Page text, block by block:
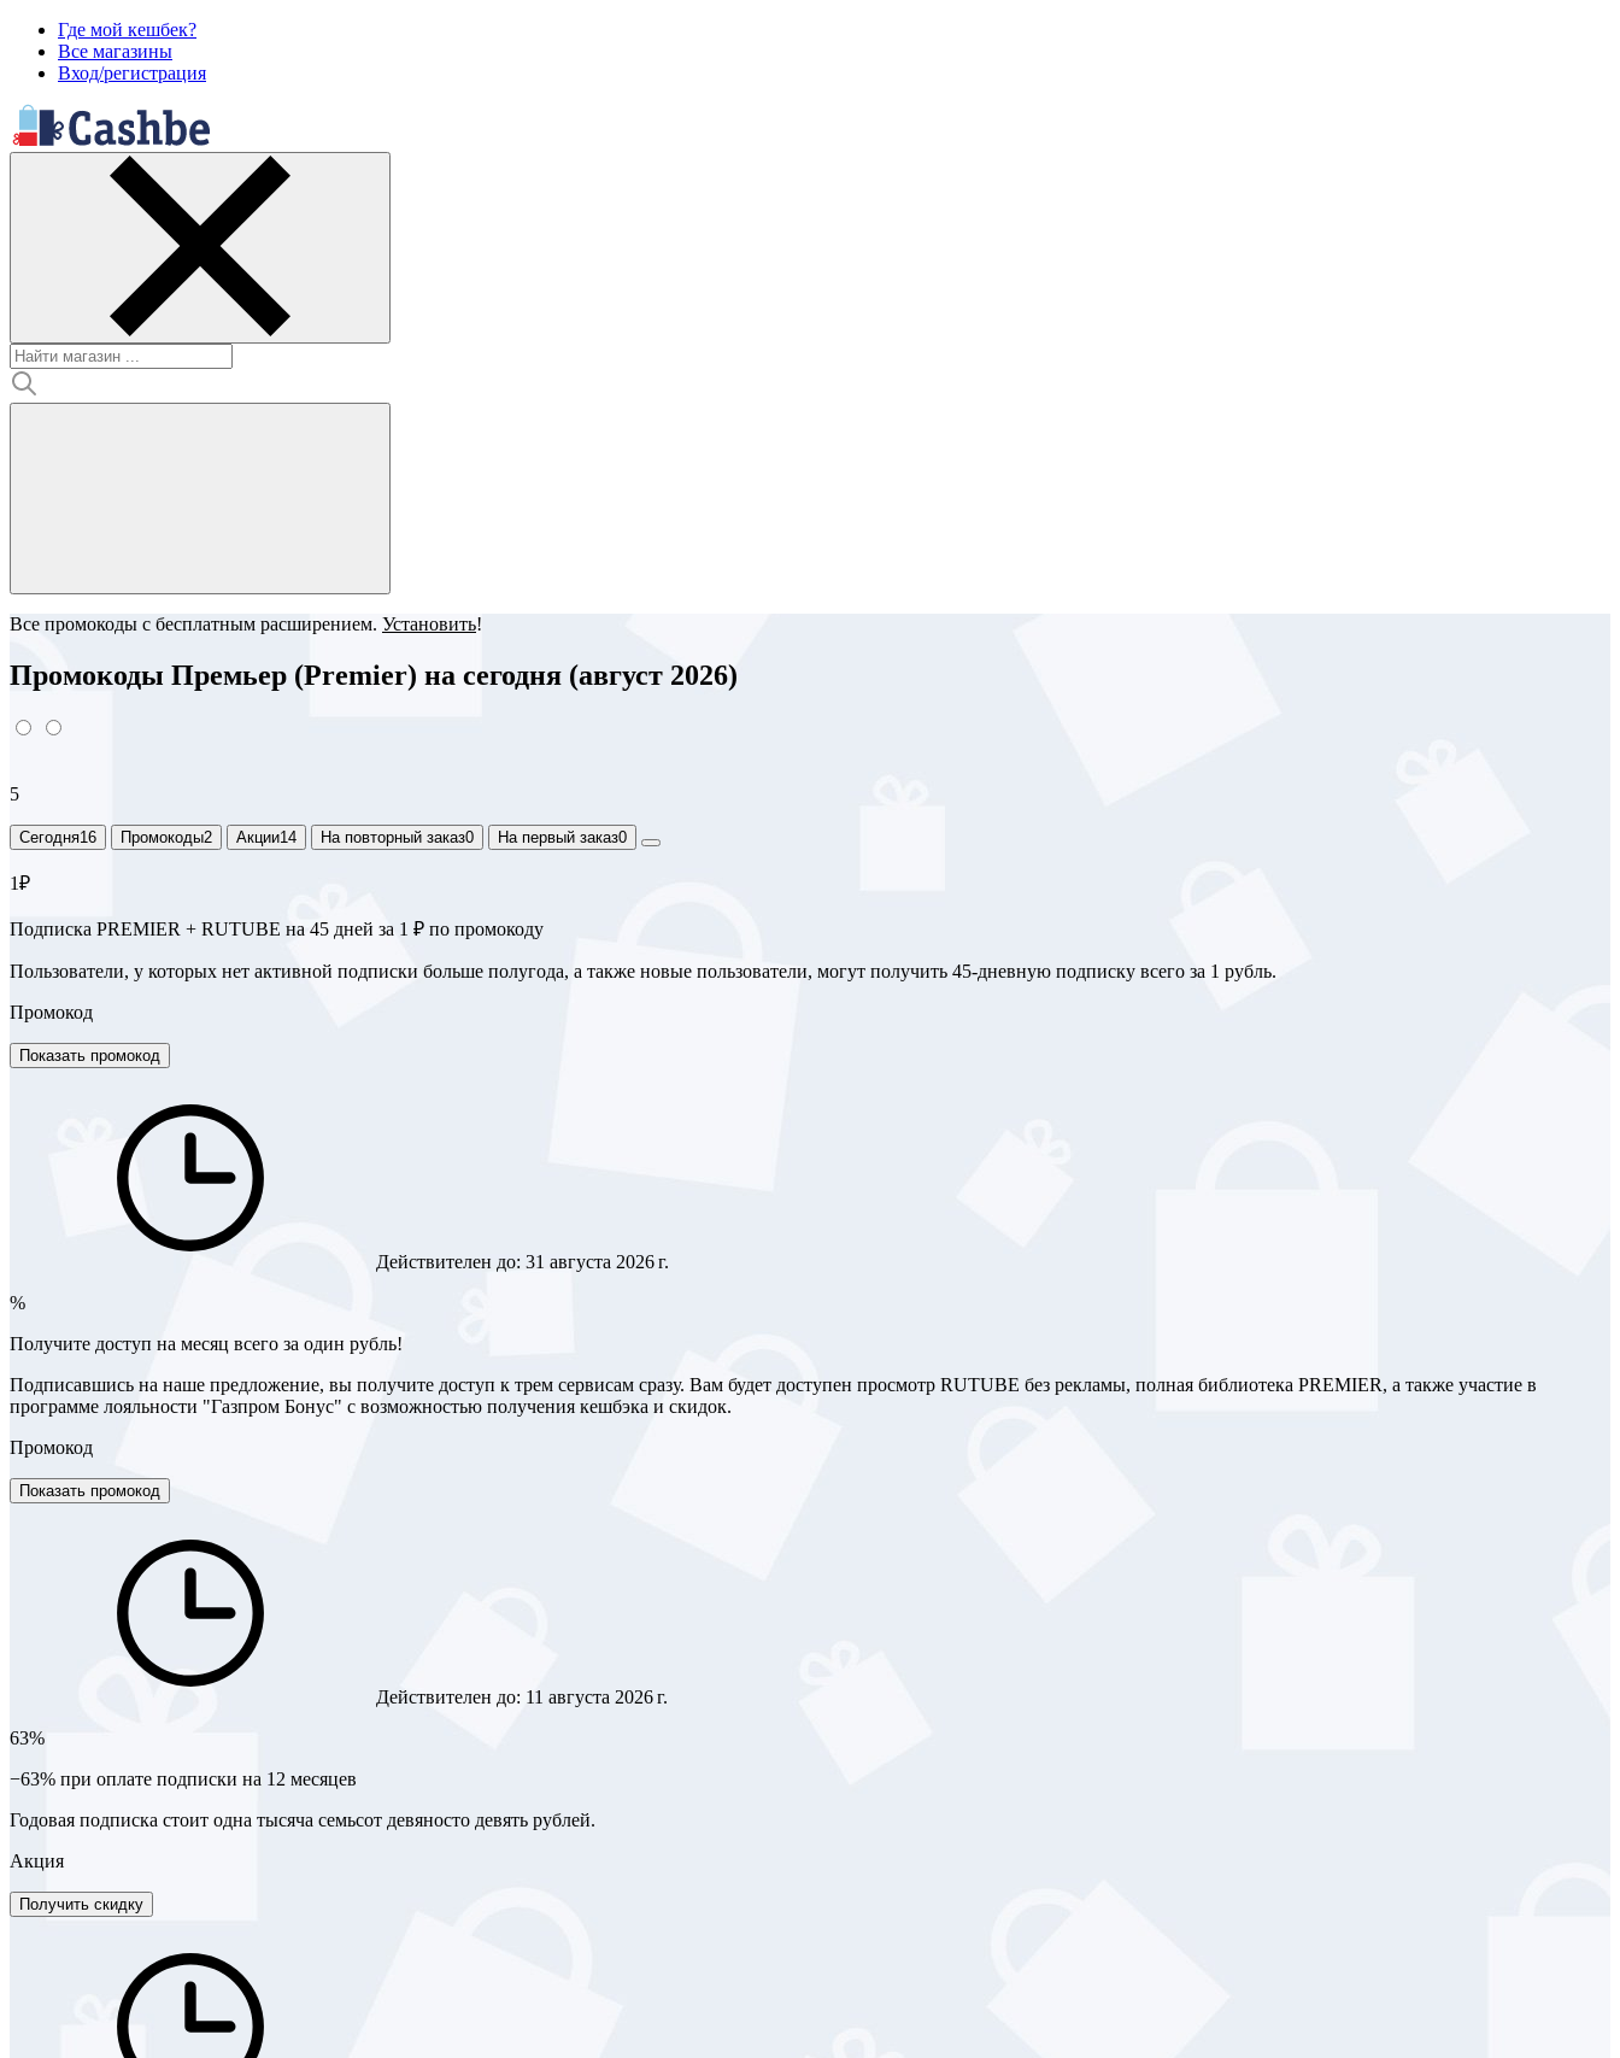
Где мой кешбек?
Все магазины
Вход/регистрация
Все промокоды с бесплатным расширением. Установить!
Промокоды Премьер (Premier) на сегодня (август 2026)
5
Сегодня16 Промокоды2 Акции14 На повторный заказ0 На первый заказ0
1₽
Подписка PREMIER + RUTUBE на 45 дней за 1 ₽ по промокоду
Пользователи, у которых нет активной подписки больше полугода, а также новые пользователи, могут получить 45-дневную подписку всего за 1 рубль.
Промокод
Показать промокод
Действителен до: 31 августа 2026 г.
%
Получите доступ на месяц всего за один рубль!
Подписавшись на наше предложение, вы получите доступ к трем сервисам сразу. Вам будет доступен просмотр RUTUBE без рекламы, полная библиотека PREMIER, а также участие в
программе лояльности "Газпром Бонус" с возможностью получения кешбэка и скидок.
Промокод
Показать промокод
Действителен до: 11 августа 2026 г.
63%
−63% при оплате подписки на 12 месяцев
Годовая подписка стоит одна тысяча семьсот девяносто девять рублей.
Акция
Получить скидку